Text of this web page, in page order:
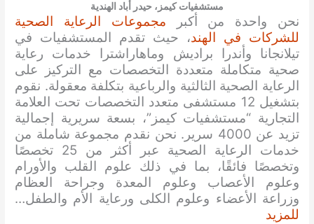
مستشفيات كيمز، حيدر أباد الهندية
نحن واحدة من أكبر مجموعات الرعاية الصحية
للشركات في الهند، حيث تقدم المستشفيات في
تيلانجانا وأندرا براديش وماهاراشترا خدمات رعاية
صحية متكاملة متعددة التخصصات مع التركيز على
الرعاية الصحية الثالثية والرباعية بتكلفة معقولة. نقوم
بتشغيل 12 مستشفى متعدد التخصصات تحت العلامة
التجارية “مستشفيات كيمز”، بسعة سريرية إجمالية
تزيد عن 4000 سرير. نحن نقدم مجموعة شاملة من
خدمات الرعاية الصحية عبر أكثر من 25 تخصصًا
وتخصصًا فائقًا، بما في ذلك علوم القلب والأورام
وعلوم الأعصاب وعلوم المعدة وجراحة العظام
وزراعة الأعضاء وعلوم الكلى ورعاية الأم والطفل…
للمزيد